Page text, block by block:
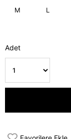
M L
Adet